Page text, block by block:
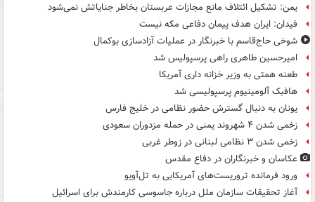
یمن: تشکیل ائتلاف مانع مجازات عربستان بخاطر جنایاتش نمی‌شود
فیدان: ایران هدف پیمان دفاعی مکه نیست
شوخی حاج‌قاسم با خبرنگار در عملیات آزادسازی بوکمال
امیرحسین طاهری راهی پرسپولیس شد
طعنه همتی به وزیر خزانه داری آمریکا
هافبک آلومینیوم پرسپولیسی شد
یونان به دنبال گسترش حضور نظامی در خلیج فارس
زخمی شدن ۴ شهروند یمنی در حمله مزدوران سعودی
زخمی شدن ۳ نظامی لبنانی در زوطر غربی
عکاسان و خبرنگاران در دفاع مقدس
ورود فرمانده تروریست‌های آمریکایی به تل‌آویو
آغاز تحقیقات سازمان ملل درباره جاسوسی کارمندش برای اسرائیل